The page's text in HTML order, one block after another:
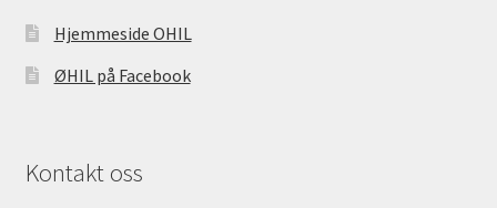
Hjemmeside OHIL
ØHIL på Facebook
Kontakt oss